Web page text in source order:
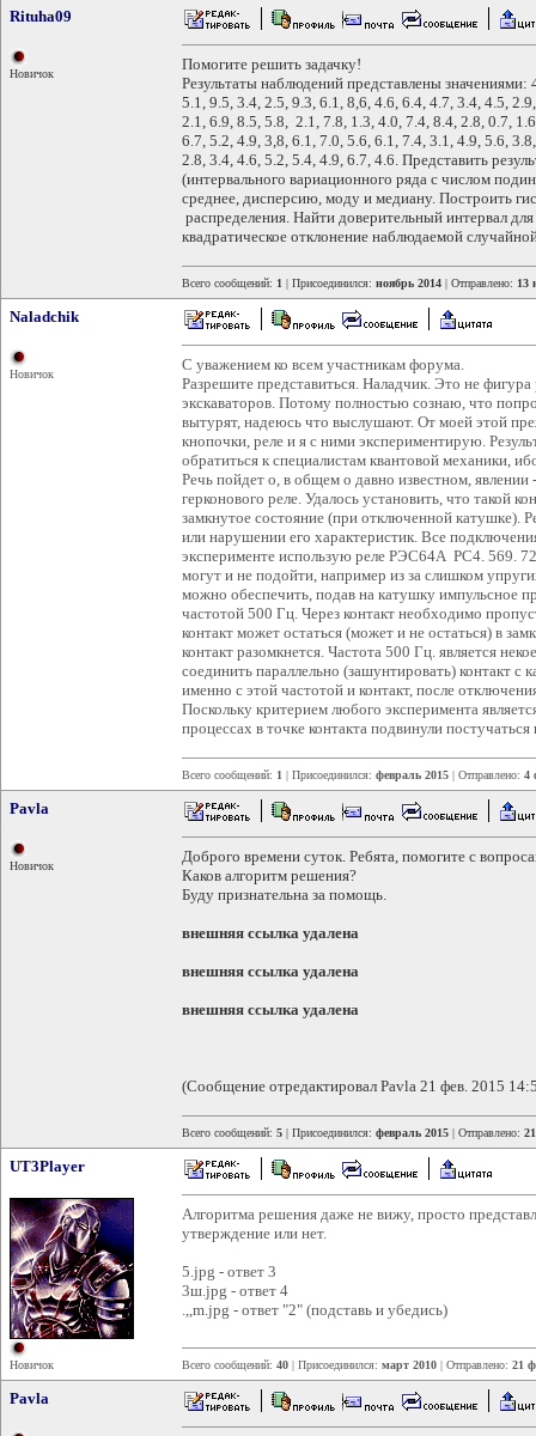
Rituha09
Новичок
Помогите решить задачку!
Результаты наблюдений представлены
5.1, 9.5, 3.4, 2.5, 9.3, 6.1, 8,6, 4.6, 6.4, 4.7, 3.4, 4.5,
2.1, 6.9, 8.5, 5.8, 2.1, 7.8, 1.3, 4.0, 7.4, 8.4, 2.8, 0.7,
6.7, 5.2, 4.9, 3,8, 6.1, 7.0, 5.6, 6.1, 7.4, 3.1, 4.9, 5.6,
2.8, 3.4, 4.6, 5.2, 5.4, 4.9, 6.7, 4.6. Представить
(интервального вариационного ряда с числом
среднее, дисперсию, моду и медиану. Построить
распределения. Найти доверительный интервал
квадратическое отклонение наблюдаемой
Всего сообщений: 1 | Присоединился: ноябрь 2014 | Отправлено: 13
Naladchik
Новичок
С уважением ко всем участникам форума.
Разрешите представиться. Наладчик. Это не
экскаваторов. Потому полностью сознаю, что
вытурят, надеюсь что выслушают. От моей этой
кнопочки, реле и я с ними экспериментирую.
обратиться к специалистам квантовой механики,
Речь пойдет о, в общем о давно известном,
герконового реле. Удалось установить, что такой
замкнутое состояние (при отключенной катушке).
или нарушении его характеристик. Все
эксперименте использую реле РЭС64А РС4. 569.
могут и не подойти, например из за слишком
можно обеспечить, подав на катушку импульсное
частотой 500 Гц. Через контакт необходимо
контакт может остаться (может и не остаться) в
контакт разомкнется. Частота 500 Гц. является
соединить параллельно (зашунтировать) контакт с
именно с этой частотой и контакт, после
Поскольку критерием любого эксперимента
процессах в точке контакта подвинули
Всего сообщений: 1 | Присоединился: февраль 2015 | Отправлено: 4
Pavla
Новичок
Доброго времени суток. Ребята, помогите с
Каков алгоритм решения?
Буду признательна за помощь.
внешняя ссылка удалена
внешняя ссылка удалена
внешняя ссылка удалена
(Сообщение отредактировал Pavla 21 фев. 2015
Всего сообщений: 5 | Присоединился: февраль 2015 | Отправлено:
UT3Player
Новичок
Алгоритма решения даже не вижу, просто
утверждение или нет.
5.jpg - ответ 3
3ш.jpg - ответ 4
.,,m.jpg - ответ "2" (подставь и убедись)
Всего сообщений: 40 | Присоединился: март 2010 | Отправлено: 21
Pavla